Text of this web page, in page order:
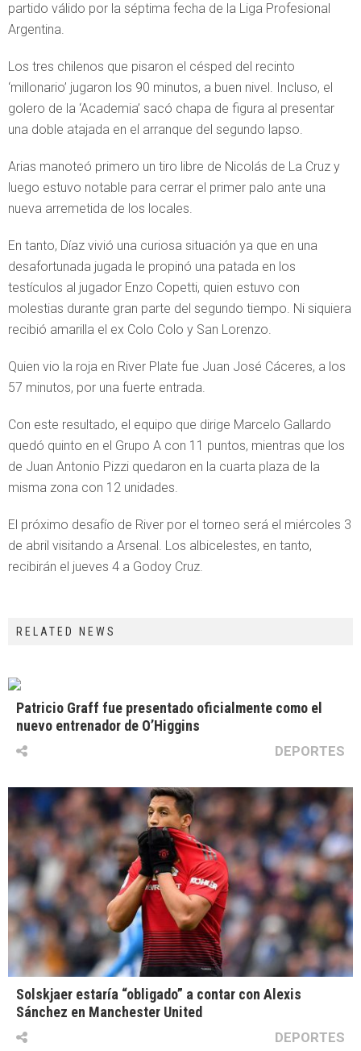
partido válido por la séptima fecha de la Liga Profesional
Argentina.
Los tres chilenos que pisaron el césped del recinto
‘millonario’ jugaron los 90 minutos, a buen nivel. Incluso, el
golero de la ‘Academia’ sacó chapa de figura al presentar
una doble atajada en el arranque del segundo lapso.
Arias manoteó primero un tiro libre de Nicolás de La Cruz y
luego estuvo notable para cerrar el primer palo ante una
nueva arremetida de los locales.
En tanto, Díaz vivió una curiosa situación ya que en una
desafortunada jugada le propinó una patada en los
testículos al jugador Enzo Copetti, quien estuvo con
molestias durante gran parte del segundo tiempo. Ni siquiera
recibió amarilla el ex Colo Colo y San Lorenzo.
Quien vio la roja en River Plate fue Juan José Cáceres, a los
57 minutos, por una fuerte entrada.
Con este resultado, el equipo que dirige Marcelo Gallardo
quedó quinto en el Grupo A con 11 puntos, mientras que los
de Juan Antonio Pizzi quedaron en la cuarta plaza de la
misma zona con 12 unidades.
El próximo desafío de River por el torneo será el miércoles 3
de abril visitando a Arsenal. Los albicelestes, en tanto,
recibirán el jueves 4 a Godoy Cruz.
RELATED NEWS
Patricio Graff fue presentado oficialmente como el
nuevo entrenador de O’Higgins
DEPORTES
Solskjaer estaría “obligado” a contar con Alexis
Sánchez en Manchester United
DEPORTES